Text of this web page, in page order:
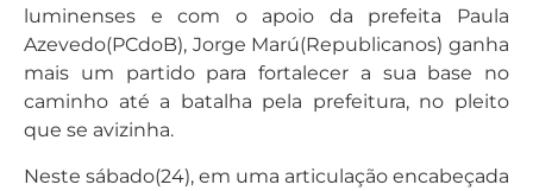
luminenses e com o apoio da prefeita Paula
Azevedo(PCdoB), Jorge Marú(Republicanos) ganha
mais um partido para fortalecer a sua base no
caminho até a batalha pela prefeitura, no pleito
que se avizinha.
Neste sábado(24), em uma articulação encabeçada